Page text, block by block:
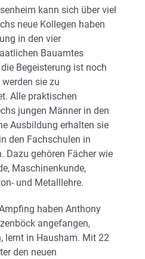
kann sich über viel
neue Kollegen haben
in den vier
Bauamtes
Begeisterung ist noch
sie zu
Alle praktischen
jungen Männer in den
Ausbildung erhalten sie
den Fachschulen in
Dazu gehören Fächer wie
Maschinenkunde,
und Metalllehre.
haben Anthony
angefangen,
lernt in Hausham. Mit 22
den neuen